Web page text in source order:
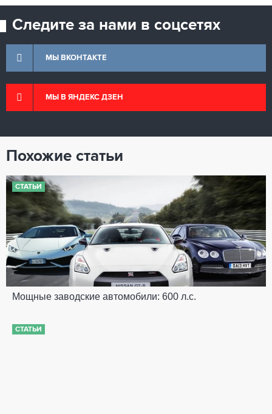
Следите за нами в соцсетях
МЫ ВКОНТАКТЕ
МЫ В ЯНДЕКС ДЗЕН
Похожие статьи
СТАТЬИ
Мощные заводские автомобили: 600 л.с.
СТАТЬИ